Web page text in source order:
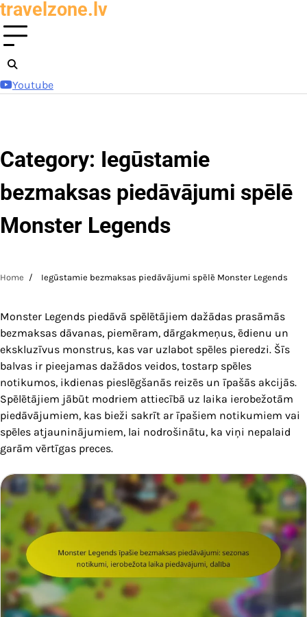
Skip
to
content
travelzone.lv
Youtube
Category: Iegūstamie
bezmaksas piedāvājumi spēlē
Monster Legends
Home Iegūstamie bezmaksas piedāvājumi spēlē Monster Legends
Monster Legends piedāvā spēlētājiem dažādas prasāmās
bezmaksas dāvanas, piemēram, dārgakmeņus, ēdienu un
ekskluzīvus monstrus, kas var uzlabot spēles pieredzi. Šīs
balvas ir pieejamas dažādos veidos, tostarp spēles
notikumos, ikdienas pieslēgšanās reizēs un īpašās akcijās.
Spēlētājiem jābūt modriem attiecībā uz laika ierobežotām
piedāvājumiem, kas bieži sakrīt ar īpašiem notikumiem vai
spēles atjauninājumiem, lai nodrošinātu, ka viņi nepalaid
garām vērtīgas preces.